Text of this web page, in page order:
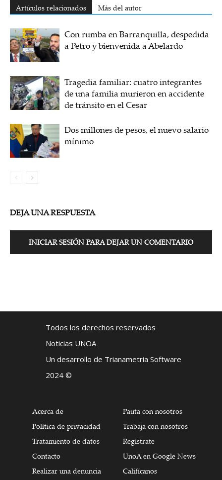
Artículos relacionados Más del autor
Con rumba en Barranquilla, despedida
a Petro y bienvenida a Abelardo
Tragedia familiar: cuatro integrantes
de una familia murieron en accidente
de tránsito en el Cesar
Dos millones de pesos, el nuevo salario
mínimo
DEJA UNA RESPUESTA
INICIAR SESIÓN PARA DEJAR UN COMENTARIO
Todos los derechos reservados
Noticias UNOA
Un desarrollo de Trianametria Software
2024 ©
Acerca de
Política de privacidad
Tratamiento de datos
Contacto
Realizar una denuncia
Pauta con nosotros
Trabaja con nosotros
Regístrate
UnoA en Google News
Califícanos